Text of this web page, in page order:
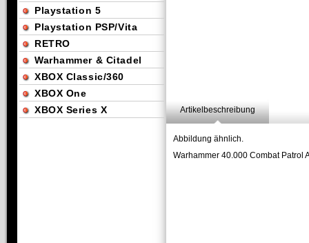
Artikelbeschreibung
Abbildung ähnlich.
Warhammer 40.000 Combat Patrol
Playstation 5
Playstation PSP/Vita
RETRO
Warhammer & Citadel
XBOX Classic/360
XBOX One
XBOX Series X